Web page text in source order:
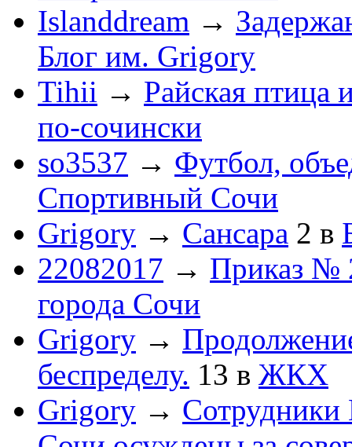
Islanddream →
Блог им. Grigory
Tihii → Райская птица
по-cочински
so3537 → Футбол,
Спортивный Сочи
Grigory → Сансара 2 в
22082017 → Приказ №
города Сочи
Grigory →
беспределу. 13 в ЖКХ
Grigory →